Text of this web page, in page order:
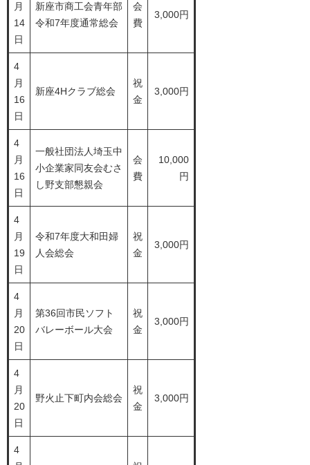
月
14
日
新座市商工会青年部
令和7年度通常総会
会
費
3,000円
4
月
16
日
新座4Hクラブ総会
祝
金
3,000円
4
月
16
日
一般社団法人埼玉中
小企業家同友会むさ
し野支部懇親会
会
費
10,000
円
4
月
19
日
令和7年度大和田婦
人会総会
祝
金
3,000円
4
月
20
日
第36回市民ソフト
バレーボール大会
祝
金
3,000円
4
月
20
日
野火止下町内会総会
祝
金
3,000円
4